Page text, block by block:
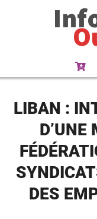
LIBAN :
D’UNE
DES